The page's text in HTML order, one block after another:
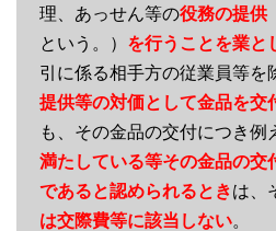
理、あっせん等の役務の提供
という。） を行うことを業と
引に係る相手方の従業員等を
提供等の対価として金品を交
も、その金品の交付につき例
満たしている等その金品の交
であると認められるときは、
は交際費等に該当しない。